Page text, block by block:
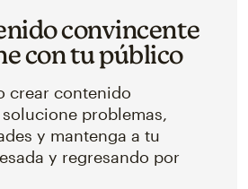
convincente
con tu público
crear contenido
problemas,
y mantenga a tu
y regresando por